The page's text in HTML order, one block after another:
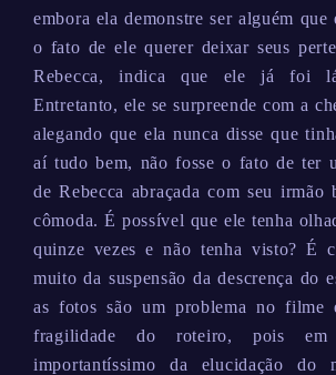
embora ela demonstre ser alguém
o fato de ele querer deixar seus
Rebecca, indica que ele já foi
Entretanto, ele se surpreende com a
alegando que ela nunca disse que
aí tudo bem, não fosse o fato de ter
de Rebecca abraçada com seu irmão
cômoda. É possível que ele tenha
quinze vezes e não tenha visto? É
muito da suspensão da descrença do
as fotos são um problema no filme
fragilidade do roteiro, pois em
importantíssimo da elucidação do